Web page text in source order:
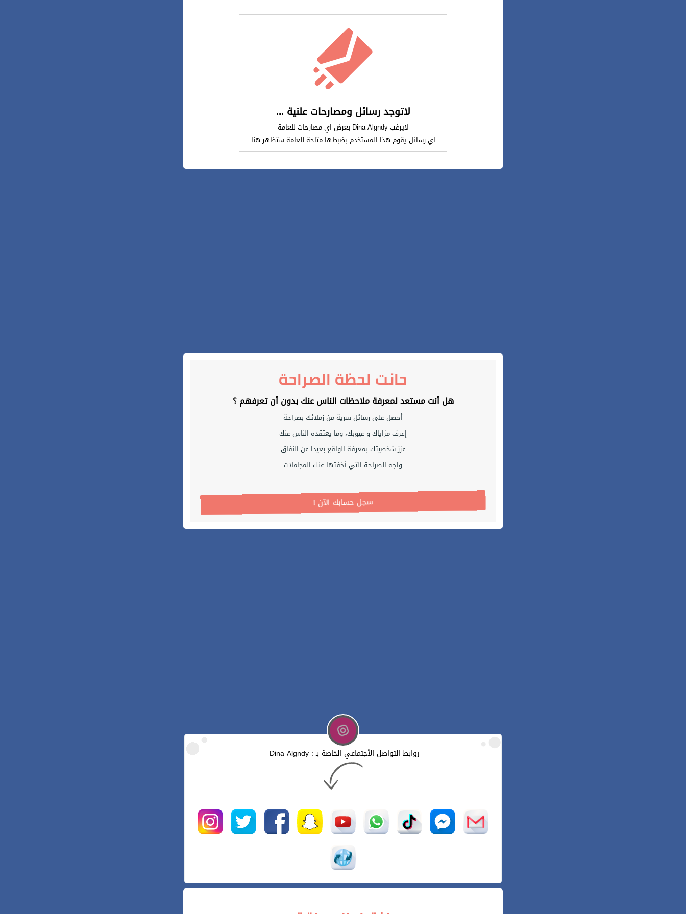
لاتوجد رسائل ومصارحات علنية ...
لايرغب Dina Algndy بعرض اي مصارحات للعامة
اي رسائل يقوم هذا المستخدم بضبطها متاحة للعامة ستظهر هنا
حانت لحظة الصراحة
هل أنت مستعد لمعرفة ملاحظات الناس عنك بدون أن تعرفهم ؟
أحصل على رسائل سرية من زملائك بصراحة
إعرف مزاياك و عيوبك، وما يعتقده الناس عنك
عزز شخصيتك بمعرفة الواقع بعيدا عن النفاق
واجه الصراحة التي أخفتها عنك المجاملات
! سجل حسابك الآن
روابط التواصل الأجتماعي الخاصة بـ : Dina Algndy